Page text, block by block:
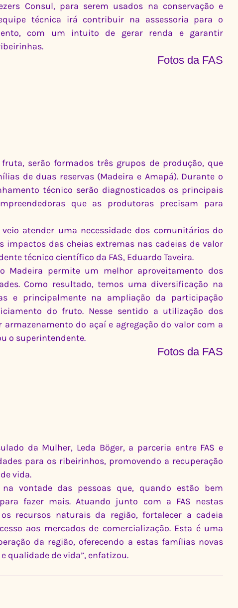
Consul, para serem usados na conservação e
técnica irá contribuir na assessoria para o
com um intuito de gerar renda e garantir
Fotos da FAS
serão formados três grupos de produção, que
de duas reservas (Madeira e Amapá). Durante o
técnico serão diagnosticados os principais
que as produtoras precisam para
atender uma necessidade dos comunitários do
impactos das cheias extremas nas cadeias de valor
técnico científico da FAS, Eduardo Taveira.
Madeira permite um melhor aproveitamento dos
Como resultado, temos uma diversificação na
e principalmente na ampliação da participação
do fruto. Nesse sentido a utilização dos
do açaí e agregação do valor com a
o superintendente.
Fotos da FAS
da Mulher, Leda Böger, a parceria entre FAS e
para os ribeirinhos, promovendo a recuperação
vida.
vontade das pessoas que, quando estão bem
fazer mais. Atuando junto com a FAS nestas
recursos naturais da região, fortalecer a cadeia
aos mercados de comercialização. Esta é uma
da região, oferecendo a estas famílias novas
qualidade de vida”, enfatizou.